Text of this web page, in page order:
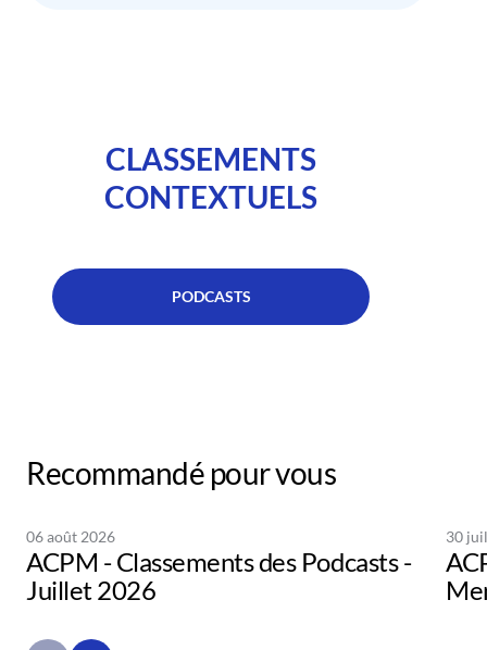
CLASSEMENTS
CONTEXTUELS
PODCASTS
Recommandé pour vous
06 août 2026
ACPM - Classements des Podcasts -
Juillet 2026
30